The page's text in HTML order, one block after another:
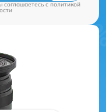
соглашаетесь cполитикой